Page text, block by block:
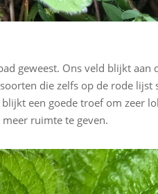
geweest. Ons veld blijkt aan
die zelfs op de rode lijst
een goede troef om zeer
ruimte te geven.